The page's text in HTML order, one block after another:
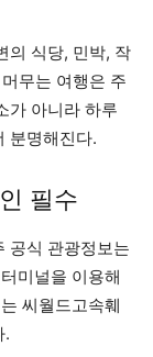
의 식당, 민박, 작
무는 여행은 주
가 아니라 하루
분명해진다.
필수
공식 관광정보는
미널을 이용해
씨월드고속훼
.